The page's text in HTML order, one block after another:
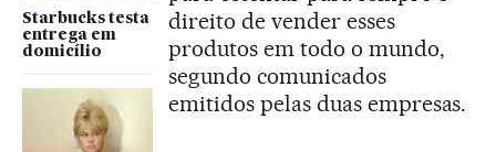
Starbucks testa
entrega em
domicílio
direito de vender esses
produtos em todo o mundo,
segundo comunicados
emitidos pelas duas empresas.